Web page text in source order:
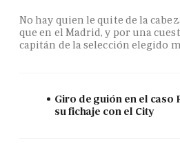
No hay quien le quite de la
que en el Madrid, y por una
capitán de la selección elegido
Giro de guión en el
su fichaje con el City